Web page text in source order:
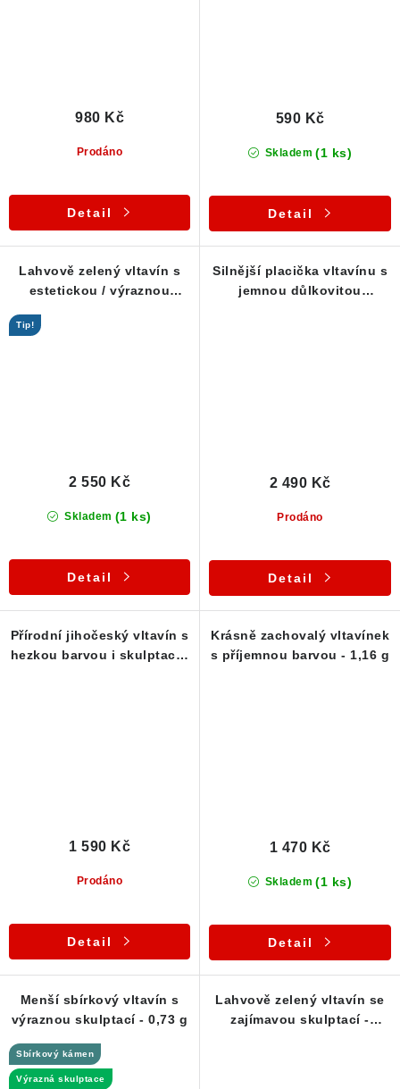
Prodáno
980 Kč
Detail
Skladem (1 ks)
590 Kč
Detail
Lahvově zelený vltavín s
estetickou / výraznou
Tip!
Skladem (1 ks)
2 550 Kč
Detail
Silnější placička vltavínu s
jemnou důlkovitou
Prodáno
2 490 Kč
Detail
Přírodní jihočeský vltavín s
hezkou barvou i skulptací -
Prodáno
1 590 Kč
Detail
Krásně zachovalý vltavínek
s příjemnou barvou - 1,16 g
Skladem (1 ks)
1 470 Kč
Detail
Menší sbírkový vltavín s
výraznou skulptací - 0,73 g
Sbírkový kámen
Výrazná skulptace
Lahvově zelený vltavín se
zajímavou skulptací -